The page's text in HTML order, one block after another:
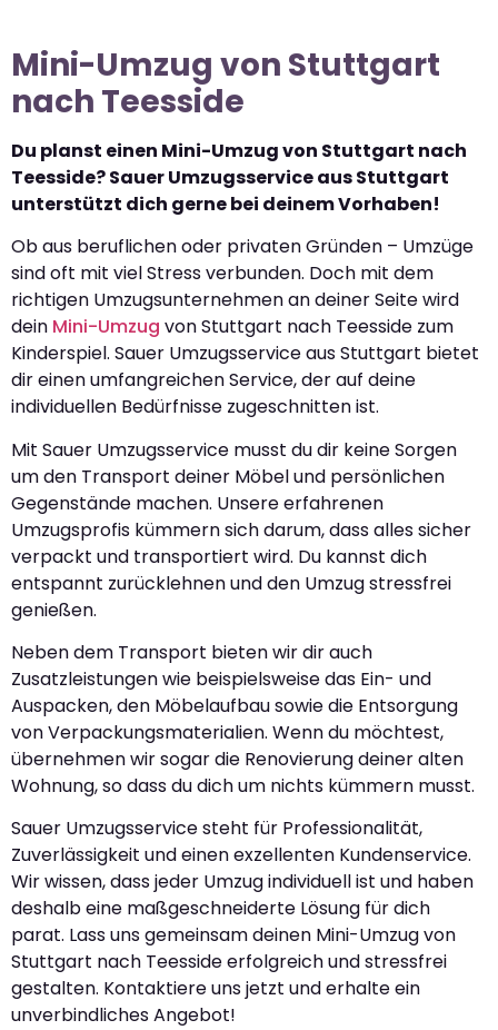
Mini-Umzug von Stuttgart
nach Teesside
Du planst einen Mini-Umzug von Stuttgart nach
Teesside? Sauer Umzugsservice aus Stuttgart
unterstützt dich gerne bei deinem Vorhaben!
Ob aus beruflichen oder privaten Gründen – Umzüge
sind oft mit viel Stress verbunden. Doch mit dem
richtigen Umzugsunternehmen an deiner Seite wird
dein Mini-Umzug von Stuttgart nach Teesside zum
Kinderspiel. Sauer Umzugsservice aus Stuttgart bietet
dir einen umfangreichen Service, der auf deine
individuellen Bedürfnisse zugeschnitten ist.
Mit Sauer Umzugsservice musst du dir keine Sorgen
um den Transport deiner Möbel und persönlichen
Gegenstände machen. Unsere erfahrenen
Umzugsprofis kümmern sich darum, dass alles sicher
verpackt und transportiert wird. Du kannst dich
entspannt zurücklehnen und den Umzug stressfrei
genießen.
Neben dem Transport bieten wir dir auch
Zusatzleistungen wie beispielsweise das Ein- und
Auspacken, den Möbelaufbau sowie die Entsorgung
von Verpackungsmaterialien. Wenn du möchtest,
übernehmen wir sogar die Renovierung deiner alten
Wohnung, so dass du dich um nichts kümmern musst.
Sauer Umzugsservice steht für Professionalität,
Zuverlässigkeit und einen exzellenten Kundenservice.
Wir wissen, dass jeder Umzug individuell ist und haben
deshalb eine maßgeschneiderte Lösung für dich
parat. Lass uns gemeinsam deinen Mini-Umzug von
Stuttgart nach Teesside erfolgreich und stressfrei
gestalten. Kontaktiere uns jetzt und erhalte ein
unverbindliches Angebot!